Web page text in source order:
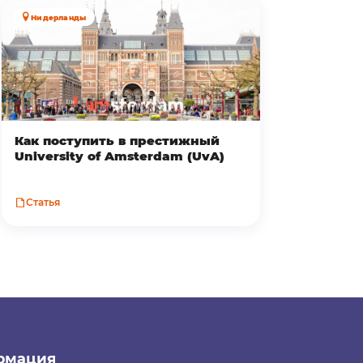
Нидерланды
Как поступить в престижный
University of Amsterdam (UvA)
Статья